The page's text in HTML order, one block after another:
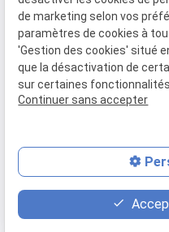
Actualités
Contact
Mentions légales
Politique de
Gestion des
place
Plan d'accès
de marketing selon vos
paramètres de cookies à
'Gestion des cookies' situé
que la désactivation de
sur certaines
Continuer sans accepter